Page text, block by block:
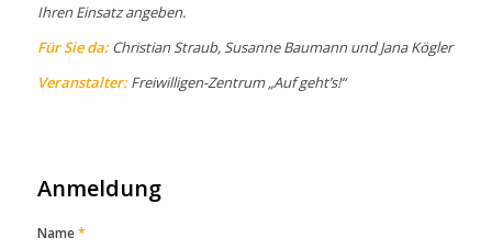
Ihren Einsatz angeben.
Für Sie da:Christian Straub, Susanne Baumann und Jana Kögler
Veranstalter:Freiwilligen-Zentrum „Auf geht’s!“
Anmeldung
Name*